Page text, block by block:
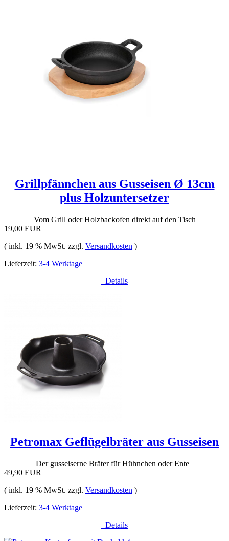
Grillpfännchen aus Gusseisen Ø 13cm
plus Holzuntersetzer
Vom Grill oder Holzbackofen direkt auf den Tisch
19,00 EUR
( inkl. 19 % MwSt. zzgl. Versandkosten )
Lieferzeit: 3-4 Werktage
Details
Petromax Geflügelbräter aus Gusseisen
Der gusseiserne Bräter für Hühnchen oder Ente
49,90 EUR
( inkl. 19 % MwSt. zzgl. Versandkosten )
Lieferzeit: 3-4 Werktage
Details